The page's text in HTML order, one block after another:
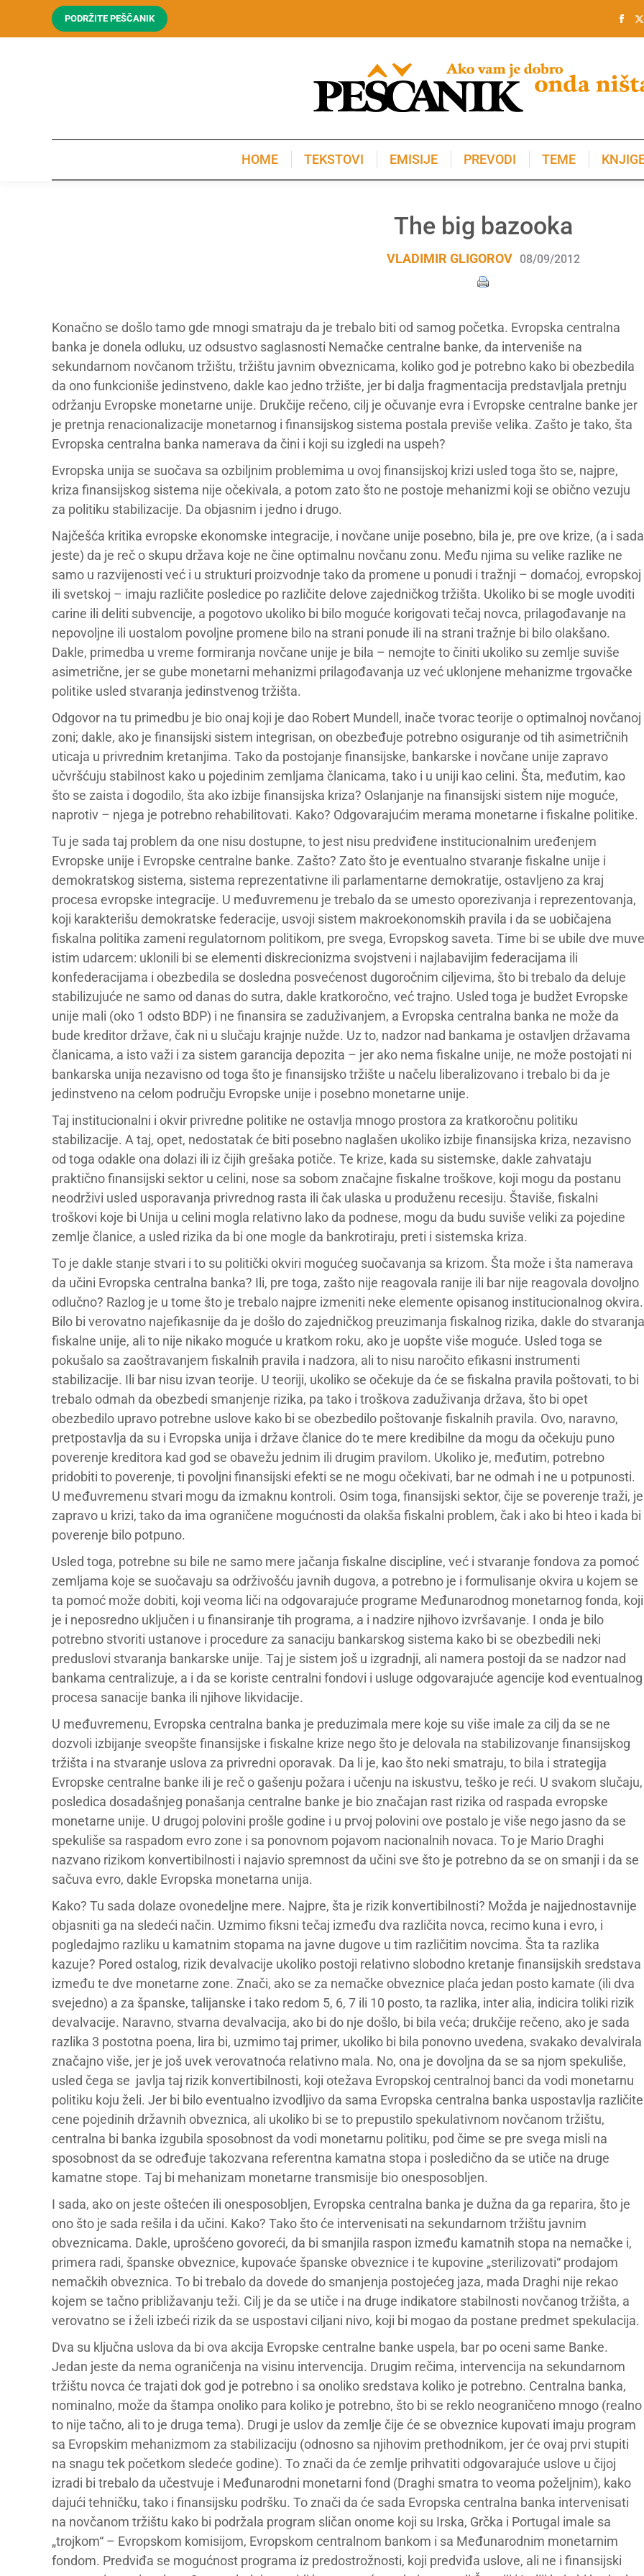
PODRŽITE PEŠČANIK
HOME TEKSTOVI EMISIJE PREVODI TEME
The big bazooka
VLADIMIR GLIGOROV 08/09/2012
Konačno se došlo tamo gde mnogi smatraju da je trebalo biti od samog početka. Evropska centralna
banka je donela odluku, uz odsustvo saglasnosti Nemačke centralne banke, da interveniše na
sekundarnom novčanom tržištu, tržištu javnim obveznicama, koliko god je potrebno kako bi obezbedila
da ono funkcioniše jedinstveno, dakle kao jedno tržište, jer bi dalja fragmentacija predstavljala pretnju
održanju Evropske monetarne unije. Drukčije rečeno, cilj je očuvanje evra i Evropske centralne banke jer
je pretnja renacionalizacije monetarnog i finansijskog sistema postala previše velika. Zašto je tako, šta
Evropska centralna banka namerava da čini i koji su izgledi na uspeh?
Evropska unija se suočava sa ozbiljnim problemima u ovoj finansijskoj krizi usled toga što se, najpre,
kriza finansijskog sistema nije očekivala, a potom zato što ne postoje mehanizmi koji se obično vezuju
za politiku stabilizacije. Da objasnim i jedno i drugo.
Najčešća kritika evropske ekonomske integracije, i novčane unije posebno, bila je, pre ove krize, (a i sada
jeste) da je reč o skupu država koje ne čine optimalnu novčanu zonu. Među njima su velike razlike ne
samo u razvijenosti već i u strukturi proizvodnje tako da promene u ponudi i tražnji – domaćoj, evropskoj
ili svetskoj – imaju različite posledice po različite delove zajedničkog tržišta. Ukoliko bi se mogle uvoditi
carine ili deliti subvencije, a pogotovo ukoliko bi bilo moguće korigovati tečaj novca, prilagođavanje na
nepovoljne ili uostalom povoljne promene bilo na strani ponude ili na strani tražnje bi bilo olakšano.
Dakle, primedba u vreme formiranja novčane unije je bila – nemojte to činiti ukoliko su zemlje suviše
asimetrične, jer se gube monetarni mehanizmi prilagođavanja uz već uklonjene mehanizme trgovačke
politike usled stvaranja jedinstvenog tržišta.
Odgovor na tu primedbu je bio onaj koji je dao Robert Mundell, inače tvorac teorije o optimalnoj novčanoj
zoni; dakle, ako je finansijski sistem integrisan, on obezbeđuje potrebno osiguranje od tih asimetričnih
uticaja u privrednim kretanjima. Tako da postojanje finansijske, bankarske i novčane unije zapravo
učvršćuju stabilnost kako u pojedinim zemljama članicama, tako i u uniji kao celini. Šta, međutim, kao
što se zaista i dogodilo, šta ako izbije finansijska kriza? Oslanjanje na finansijski sistem nije moguće,
naprotiv – njega je potrebno rehabilitovati. Kako? Odgovarajućim merama monetarne i fiskalne politike.
Tu je sada taj problem da one nisu dostupne, to jest nisu predviđene institucionalnim uređenjem
Evropske unije i Evropske centralne banke. Zašto? Zato što je eventualno stvaranje fiskalne unije i
demokratskog sistema, sistema reprezentativne ili parlamentarne demokratije, ostavljeno za kraj
procesa evropske integracije. U međuvremenu je trebalo da se umesto oporezivanja i reprezentovanja,
koji karakterišu demokratske federacije, usvoji sistem makroekonomskih pravila i da se uobičajena
fiskalna politika zameni regulatornom politikom, pre svega, Evropskog saveta. Time bi se ubile dve muve
istim udarcem: uklonili bi se elementi diskrecionizma svojstveni i najlabavijim federacijama ili
konfederacijama i obezbedila se dosledna posvećenost dugoročnim ciljevima, što bi trebalo da deluje
stabilizujuće ne samo od danas do sutra, dakle kratkoročno, već trajno. Usled toga je budžet Evropske
unije mali (oko 1 odsto BDP) i ne finansira se zaduživanjem, a Evropska centralna banka ne može da
bude kreditor države, čak ni u slučaju krajnje nužde. Uz to, nadzor nad bankama je ostavljen državama
članicama, a isto važi i za sistem garancija depozita – jer ako nema fiskalne unije, ne može postojati ni
bankarska unija nezavisno od toga što je finansijsko tržište u načelu liberalizovano i trebalo bi da je
jedinstveno na celom području Evropske unije i posebno monetarne unije.
Taj institucionalni i okvir privredne politike ne ostavlja mnogo prostora za kratkoročnu politiku
stabilizacije. A taj, opet, nedostatak će biti posebno naglašen ukoliko izbije finansijska kriza, nezavisno
od toga odakle ona dolazi ili iz čijih grešaka potiče. Te krize, kada su sistemske, dakle zahvataju
praktično finansijski sektor u celini, nose sa sobom značajne fiskalne troškove, koji mogu da postanu
neodrživi usled usporavanja privrednog rasta ili čak ulaska u produženu recesiju. Štaviše, fiskalni
troškovi koje bi Unija u celini mogla relativno lako da podnese, mogu da budu suviše veliki za pojedine
zemlje članice, a usled rizika da bi one mogle da bankrotiraju, preti i sistemska kriza.
To je dakle stanje stvari i to su politički okviri mogućeg suočavanja sa krizom. Šta može i šta namerava
da učini Evropska centralna banka? Ili, pre toga, zašto nije reagovala ranije ili bar nije reagovala dovoljno
odlučno? Razlog je u tome što je trebalo najpre izmeniti neke elemente opisanog institucionalnog okvira.
Bilo bi verovatno najefikasnije da je došlo do zajedničkog preuzimanja fiskalnog rizika, dakle do stvaranja
fiskalne unije, ali to nije nikako moguće u kratkom roku, ako je uopšte više moguće. Usled toga se
pokušalo sa zaoštravanjem fiskalnih pravila i nadzora, ali to nisu naročito efikasni instrumenti
stabilizacije. Ili bar nisu izvan teorije. U teoriji, ukoliko se očekuje da će se fiskalna pravila poštovati, to bi
trebalo odmah da obezbedi smanjenje rizika, pa tako i troškova zaduživanja država, što bi opet
obezbedilo upravo potrebne uslove kako bi se obezbedilo poštovanje fiskalnih pravila. Ovo, naravno,
pretpostavlja da su i Evropska unija i države članice do te mere kredibilne da mogu da očekuju puno
poverenje kreditora kad god se obavežu jednim ili drugim pravilom. Ukoliko je, međutim, potrebno
pridobiti to poverenje, ti povoljni finansijski efekti se ne mogu očekivati, bar ne odmah i ne u potpunosti.
U međuvremenu stvari mogu da izmaknu kontroli. Osim toga, finansijski sektor, čije se poverenje traži, je
zapravo u krizi, tako da ima ograničene mogućnosti da olakša fiskalni problem, čak i ako bi hteo i kada bi
poverenje bilo potpuno.
Usled toga, potrebne su bile ne samo mere jačanja fiskalne discipline, već i stvaranje fondova za pomoć
zemljama koje se suočavaju sa održivošću javnih dugova, a potrebno je i formulisanje okvira u kojem se
ta pomoć može dobiti, koji veoma liči na odgovarajuće programe Međunarodnog monetarnog fonda, koji
je i neposredno uključen i u finansiranje tih programa, a i nadzire njihovo izvršavanje. I onda je bilo
potrebno stvoriti ustanove i procedure za sanaciju bankarskog sistema kako bi se obezbedili neki
preduslovi stvaranja bankarske unije. Taj je sistem još u izgradnji, ali namera postoji da se nadzor nad
bankama centralizuje, a i da se koriste centralni fondovi i usluge odgovarajuće agencije kod eventualnog
procesa sanacije banka ili njihove likvidacije.
U međuvremenu, Evropska centralna banka je preduzimala mere koje su više imale za cilj da se ne
dozvoli izbijanje sveopšte finansijske i fiskalne krize nego što je delovala na stabilizovanje finansijskog
tržišta i na stvaranje uslova za privredni oporavak. Da li je, kao što neki smatraju, to bila i strategija
Evropske centralne banke ili je reč o gašenju požara i učenju na iskustvu, teško je reći. U svakom slučaju,
posledica dosadašnjeg ponašanja centralne banke je bio značajan rast rizika od raspada evropske
monetarne unije. U drugoj polovini prošle godine i u prvoj polovini ove postalo je više nego jasno da se
spekuliše sa raspadom evro zone i sa ponovnom pojavom nacionalnih novaca. To je Mario Draghi
nazvano rizikom konvertibilnosti i najavio spremnost da učini sve što je potrebno da se on smanji i da se
sačuva evro, dakle Evropska monetarna unija.
Kako? Tu sada dolaze ovonedeljne mere. Najpre, šta je rizik konvertibilnosti? Možda je najjednostavnije
objasniti ga na sledeći način. Uzmimo fiksni tečaj između dva različita novca, recimo kuna i evro, i
pogledajmo razliku u kamatnim stopama na javne dugove u tim različitim novcima. Šta ta razlika
kazuje? Pored ostalog, rizik devalvacije ukoliko postoji relativno slobodno kretanje finansijskih sredstava
između te dve monetarne zone. Znači, ako se za nemačke obveznice plaća jedan posto kamate (ili dva
svejedno) a za španske, talijanske i tako redom 5, 6, 7 ili 10 posto, ta razlika, inter alia, indicira toliki rizik
devalvacije. Naravno, stvarna devalvacija, ako bi do nje došlo, bi bila veća; drukčije rečeno, ako je sada
razlika 3 postotna poena, lira bi, uzmimo taj primer, ukoliko bi bila ponovno uvedena, svakako devalvirala
značajno više, jer je još uvek verovatnoća relativno mala. No, ona je dovoljna da se sa njom spekuliše,
usled čega se javlja taj rizik konvertibilnosti, koji otežava Evropskoj centralnoj banci da vodi monetarnu
politiku koju želi. Jer bi bilo eventualno izvodljivo da sama Evropska centralna banka uspostavlja različite
cene pojedinih državnih obveznica, ali ukoliko bi se to prepustilo spekulativnom novčanom tržištu,
centralna bi banka izgubila sposobnost da vodi monetarnu politiku, pod čime se pre svega misli na
sposobnost da se određuje takozvana referentna kamatna stopa i posledično da se utiče na druge
kamatne stope. Taj bi mehanizam monetarne transmisije bio onesposobljen.
I sada, ako on jeste oštećen ili onesposobljen, Evropska centralna banka je dužna da ga reparira, što je
ono što je sada rešila i da učini. Kako? Tako što će intervenisati na sekundarnom tržištu javnim
obveznicama. Dakle, uprošćeno govoreći, da bi smanjila raspon između kamatnih stopa na nemačke i,
primera radi, španske obveznice, kupovaće španske obveznice i te kupovine „sterilizovati“ prodajom
nemačkih obveznica. To bi trebalo da dovede do smanjenja postojećeg jaza, mada Draghi nije rekao
kojem se tačno približavanju teži. Cilj je da se utiče i na druge indikatore stabilnosti novčanog tržišta, a
verovatno se i želi izbeći rizik da se uspostavi ciljani nivo, koji bi mogao da postane predmet spekulacija.
Dva su ključna uslova da bi ova akcija Evropske centralne banke uspela, bar po oceni same Banke.
Jedan jeste da nema ograničenja na visinu intervencija. Drugim rečima, intervencija na sekundarnom
tržištu novca će trajati dok god je potrebno i sa onoliko sredstava koliko je potrebno. Centralna banka,
nominalno, može da štampa onoliko para koliko je potrebno, što bi se reklo neograničeno mnogo (realno
to nije tačno, ali to je druga tema). Drugi je uslov da zemlje čije će se obveznice kupovati imaju program
sa Evropskim mehanizmom za stabilizaciju (odnosno sa njihovim prethodnikom, jer će ovaj prvi stupiti
na snagu tek početkom sledeće godine). To znači da će zemlje prihvatiti odgovarajuće uslove u čijoj
izradi bi trebalo da učestvuje i Međunarodni monetarni fond (Draghi smatra to veoma poželjnim), kako
dajući tehničku, tako i finansijsku podršku. To znači da će sada Evropska centralna banka intervenisati
na novčanom tržištu kako bi podržala program sličan onome koji su Irska, Grčka i Portugal imale sa
„trojkom“ – Evropskom komisijom, Evropskom centralnom bankom i sa Međunarodnim monetarnim
fondom. Predviđa se mogućnost programa iz predostrožnosti, koji predviđa uslove, ali ne i finansijski